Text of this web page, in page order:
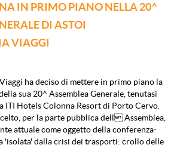
IN PRIMO PIANO NELLA 20^
DI ASTOI
VIAGGI
ha deciso di mettere in primo piano la
sua 20^ Assemblea Generale, tenutasi
ITI Hotels Colonna Resort di Porto Cervo.
per la parte pubblica dell Assemblea,
attuale come oggetto della conferenza-
'isolata' dalla crisi dei trasporti: crollo delle